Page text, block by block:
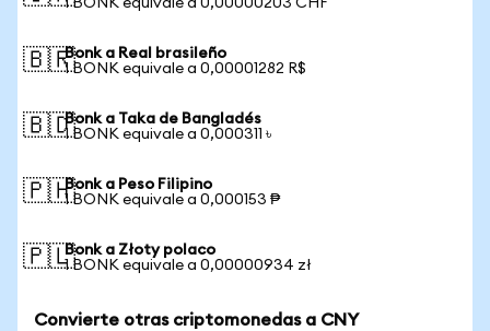
1 BONK equivale a 0,00000203 CHF
🇧🇷Bonk a Real brasileño
1 BONK equivale a 0,00001282 R$
🇧🇩Bonk a Taka de Bangladés
1 BONK equivale a 0,000311 ৳
🇵🇭Bonk a Peso Filipino
1 BONK equivale a 0,000153 ₱
🇵🇱Bonk a Złoty polaco
1 BONK equivale a 0,00000934 zł
Convierte otras criptomonedas a CNY